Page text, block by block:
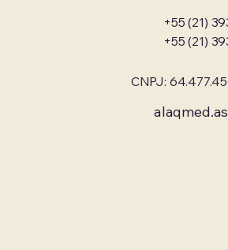
+55 (21)
+55 (21)
CNPJ: